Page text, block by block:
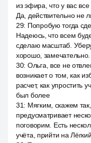
из эфира, что у вас
Да, действительно не
29: Попробую тогда
Надеюсь, что всем
сделаю масштаб. Уберу
хорошо, замечательно.
30: Ольга, все не
возникает о том, как
расчет, как упростить
был более
31: Мягким, скажем
предусматривает
поговорим. Есть
учёта, прийти на